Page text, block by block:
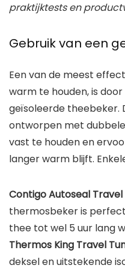
praktijktests en
Gebruik van een
Een van de meest
warm te houden, is
geïsoleerde theebeker.
ontworpen met
vast te houden en
langer warm blijft.
Contigo Autoseal Travel
thermosbeker is
thee tot wel 5 uur lang
Thermos King Travel
deksel en uitstekende